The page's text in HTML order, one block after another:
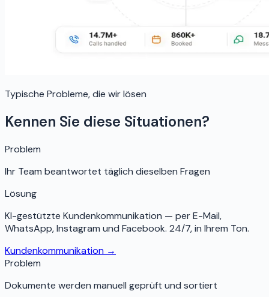
Typische Probleme, die wir lösen
Kennen Sie diese Situationen?
Problem
Ihr Team beantwortet täglich dieselben Fragen
Lösung
KI-gestützte Kundenkommunikation — per E-Mail,
WhatsApp, Instagram und Facebook. 24/7, in Ihrem Ton.
Kundenkommunikation →
Problem
Dokumente werden manuell geprüft und sortiert